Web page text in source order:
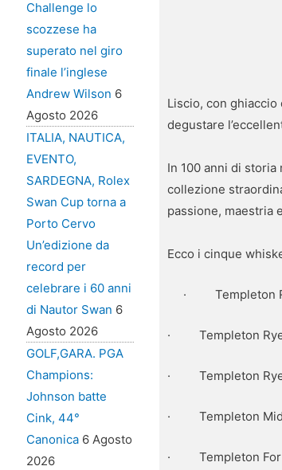
Challenge lo
scozzese ha
superato nel giro
finale l’inglese
Andrew Wilson 6
Agosto 2026
ITALIA, NAUTICA,
EVENTO,
SARDEGNA, Rolex
Swan Cup torna a
Porto Cervo
Un’edizione da
record per
celebrare i 60 anni
di Nautor Swan 6
Agosto 2026
GOLF,GARA. PGA
Champions:
Johnson batte
Cink, 44°
Canonica 6 Agosto
2026
Liscio, con
degustare
In 100 anni di
collezione
passione, maestria
Ecco i cinque
· Templeton
· Templeton
· Templeton
· Templeton
· Templeton